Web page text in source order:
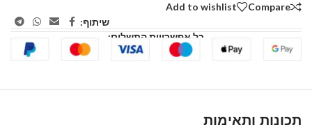
Compare
Add to wishlist
שיתוף:
כל אפשרויות התשלום:
תכונות ותאימות